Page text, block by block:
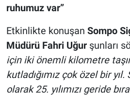
ruhumuz var”
Etkinlikte konuşan Sompo
Müdürü Fahri Uğurşunları
için iki önemli kilometre
kutladığımız çok özel bir
olarak 25. yılımızı geride